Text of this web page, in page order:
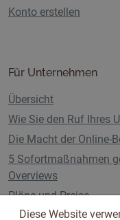
Konto erstellen
Für Unternehmen
Übersicht
Wie Sie den Ruf Ihres
Die Macht der Online-
5 Sofortmaßnahmen
Overviews
Pläne und Preise
Diese Website